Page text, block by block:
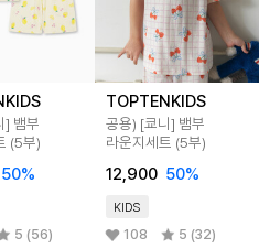
] 뱀부
(5부)
50%
5 (56)
TOPTENKIDS
공용) [쿄니] 뱀부
라운지세트 (5부)
12,900 50%
KIDS
108 5 (32)